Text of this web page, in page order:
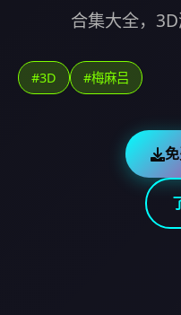
合集大全，
#3D #梅麻吕